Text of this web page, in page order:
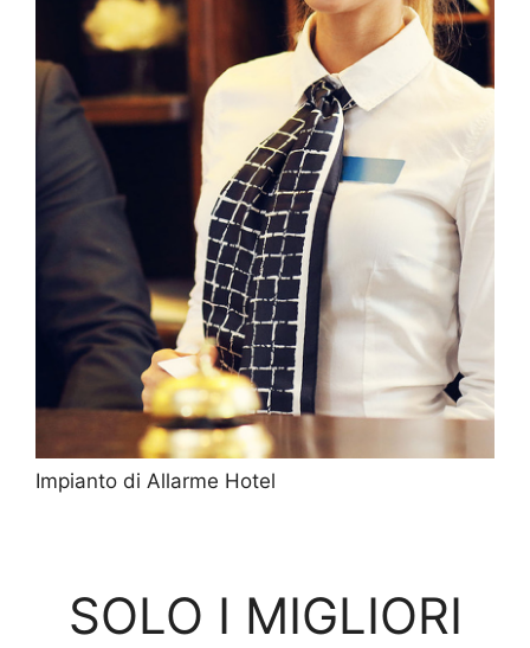
Impianto di Allarme Hotel
SOLO I MIGLIORI